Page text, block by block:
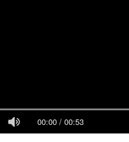
00:00 / 00:53